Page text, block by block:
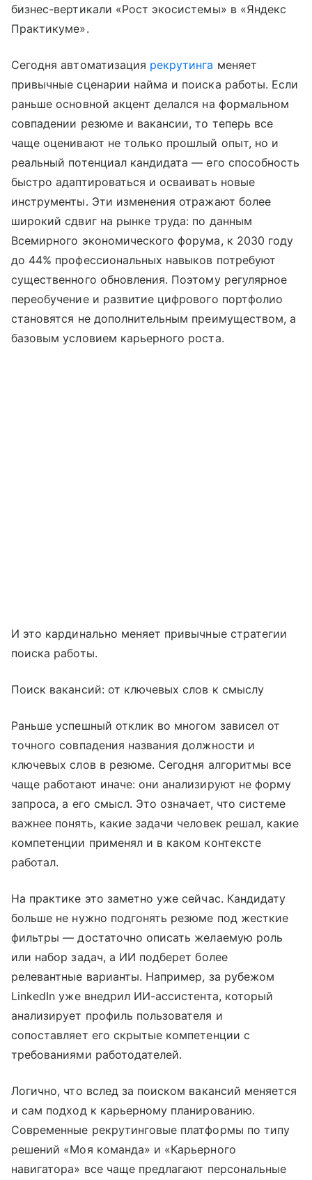
бизнес-вертикали «Рост экосистемы» в «Яндекс
Практикуме».
Сегодня автоматизация рекрутинга меняет
привычные сценарии найма и поиска работы. Если
раньше основной акцент делался на формальном
совпадении резюме и вакансии, то теперь все
чаще оценивают не только прошлый опыт, но и
реальный потенциал кандидата — его способность
быстро адаптироваться и осваивать новые
инструменты. Эти изменения отражают более
широкий сдвиг на рынке труда: по данным
Всемирного экономического форума, к 2030 году
до 44% профессиональных навыков потребуют
существенного обновления. Поэтому регулярное
переобучение и развитие цифрового портфолио
становятся не дополнительным преимуществом, а
базовым условием карьерного роста.
И это кардинально меняет привычные стратегии
поиска работы.
Поиск вакансий: от ключевых слов к смыслу
Раньше успешный отклик во многом зависел от
точного совпадения названия должности и
ключевых слов в резюме. Сегодня алгоритмы все
чаще работают иначе: они анализируют не форму
запроса, а его смысл. Это означает, что системе
важнее понять, какие задачи человек решал, какие
компетенции применял и в каком контексте
работал.
На практике это заметно уже сейчас. Кандидату
больше не нужно подгонять резюме под жесткие
фильтры — достаточно описать желаемую роль
или набор задач, а ИИ подберет более
релевантные варианты. Например, за рубежом
LinkedIn уже внедрил ИИ-ассистента, который
анализирует профиль пользователя и
сопоставляет его скрытые компетенции с
требованиями работодателей.
Логично, что вслед за поиском вакансий меняется
и сам подход к карьерному планированию.
Современные рекрутинговые платформы по типу
решений «Моя команда» и «Карьерного
навигатора» все чаще предлагают персональные